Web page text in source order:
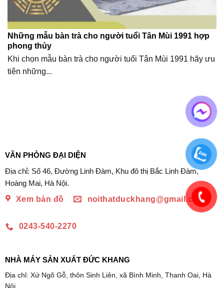
Những mẫu bàn trà cho người tuổi Tân Mùi 1991 hợp
phong thủy
Khi chọn mẫu bàn trà cho người tuổi Tân Mùi 1991 hãy ưu
tiên những...
VĂN PHÒNG ĐẠI DIỆN
Địa chỉ: Số 46, Đường Linh Đàm, Khu đô thị Bắc Linh Đàm,
Hoàng Mai, Hà Nội.
Xem bản đồ
noithatduckhang@gmail.com
0243-540-2270
NHÀ MÁY SẢN XUẤT ĐỨC KHANG
Địa chỉ: Xứ Ngõ Gỗ, thôn Sinh Liên, xã Bình Minh, Thanh Oai, Hà
Nội